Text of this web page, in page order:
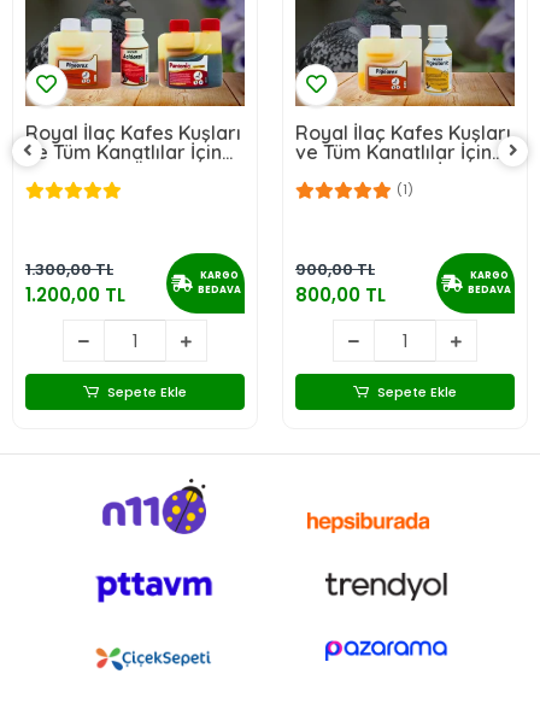
Royal İlaç Kafes Kuşları
ve Tüm Kanatlılar İçin
(Acidoral+Pigeorex+Pantonic)
1.300,00 TL
1.200,00 TL
KARGO
BEDAVA
Sepete Ekle
Royal İlaç Kafes Kuşları
ve Tüm Kanatlılar İçin
Mini Muhteşem İkili Set
(Pigeotonic+Pigeorex)
(1)
900,00 TL
800,00 TL
KARGO
BEDAVA
Sepete Ekle